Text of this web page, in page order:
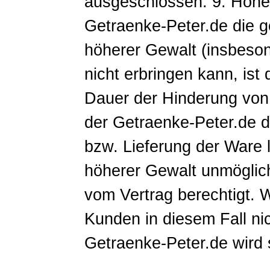
Getraenke-Peter.de die
höherer Gewalt
nicht erbringen kann, ist
Dauer der Hinderung
der Getraenke-Peter.de
bzw. Lieferung der
höherer Gewalt
vom Vertrag berechtigt.
Kunden in diesem Fall
Getraenke-Peter.de wird